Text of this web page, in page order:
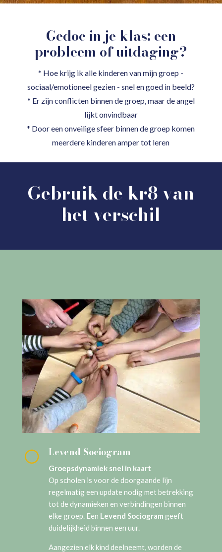
Gedoe in je klas: een
probleem of uitdaging?
* Hoe krijg ik alle kinderen van mijn groep -
sociaal/emotioneel gezien - snel en goed in beeld?
* Er zijn conflicten binnen de groep, maar de angel
lijkt onvindbaar
* Door een onveilige sfeer binnen de groep komen
meerdere kinderen amper tot leren
Gebruik de kr8 van
het verschil
[ Levend Sociogram
Groepsdynamiek snel in kaart
Op scholen is voor de doorgaande lijn
regelmatig een update nodig met betrekking
tot de dynamieken en verbindingen binnen
elke groep. Een Levend Sociogram geeft
duidelijkheid binnen een uur.
Aangezien elk kind deelneemt, worden de